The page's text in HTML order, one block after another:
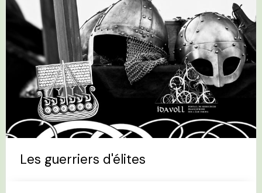
Les guerriers d'élites